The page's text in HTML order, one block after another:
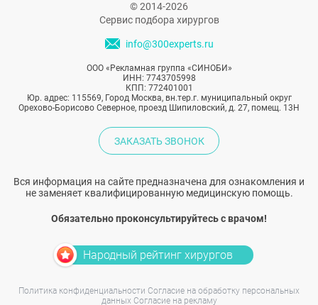
© 2014-2026
Сервис подбора хирургов
info@300experts.ru
ООО «Рекламная группа «СИНОБИ»
ИНН: 7743705998
КПП: 772401001
Юр. адрес: 115569, Город Москва, вн.тер.г. муниципальный округ
Орехово-Борисово Северное, проезд Шипиловский, д. 27, помещ. 13Н
ЗАКАЗАТЬ ЗВОНОК
Вся информация на сайте предназначена для ознакомления и
не заменяет квалифицированную медицинскую помощь.
Обязательно проконсультируйтесь с врачом!
Народный рейтинг хирургов
Политика конфиденциальности Согласие на обработку персональных
данных Согласие на рекламу